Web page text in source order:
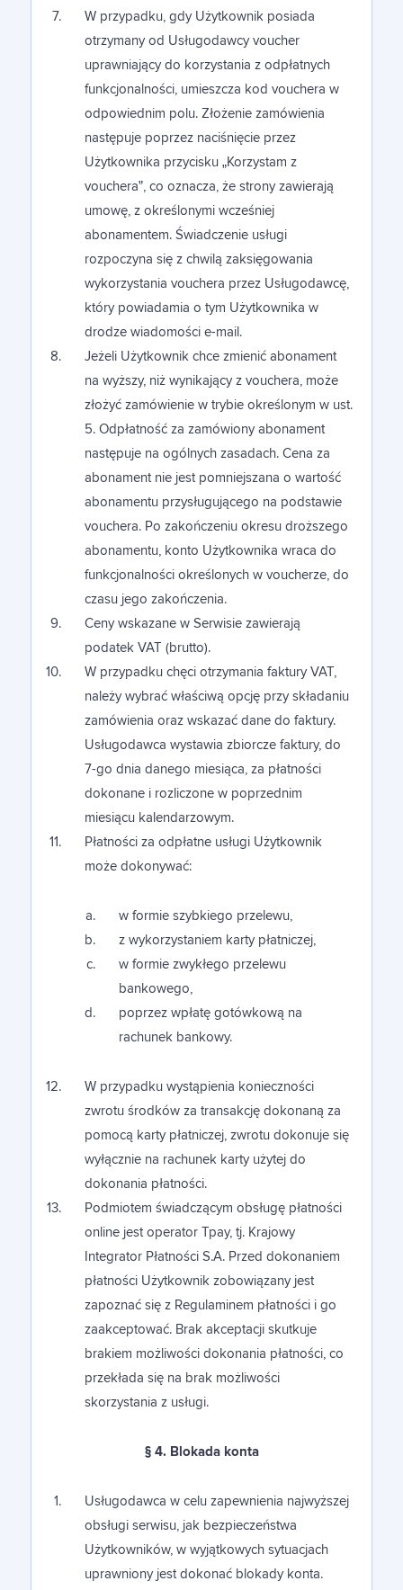
W przypadku, gdy Użytkownik posiada
otrzymany od Usługodawcy voucher
uprawniający do korzystania z odpłatnych
funkcjonalności, umieszcza kod vouchera w
odpowiednim polu. Złożenie zamówienia
następuje poprzez naciśnięcie przez
Użytkownika przycisku „Korzystam z
vouchera”, co oznacza, że strony zawierają
umowę, z określonymi wcześniej
abonamentem. Świadczenie usługi
rozpoczyna się z chwilą zaksięgowania
wykorzystania vouchera przez Usługodawcę,
który powiadamia o tym Użytkownika w
drodze wiadomości e-mail.
Jeżeli Użytkownik chce zmienić abonament
na wyższy, niż wynikający z vouchera, może
złożyć zamówienie w trybie określonym w ust.
5. Odpłatność za zamówiony abonament
następuje na ogólnych zasadach. Cena za
abonament nie jest pomniejszana o wartość
abonamentu przysługującego na podstawie
vouchera. Po zakończeniu okresu droższego
abonamentu, konto Użytkownika wraca do
funkcjonalności określonych w voucherze, do
czasu jego zakończenia.
Ceny wskazane w Serwisie zawierają
podatek VAT (brutto).
W przypadku chęci otrzymania faktury VAT,
należy wybrać właściwą opcję przy składaniu
zamówienia oraz wskazać dane do faktury.
Usługodawca wystawia zbiorcze faktury, do
7-go dnia danego miesiąca, za płatności
dokonane i rozliczone w poprzednim
miesiącu kalendarzowym.
Płatności za odpłatne usługi Użytkownik
może dokonywać:
w formie szybkiego przelewu,
z wykorzystaniem karty płatniczej,
w formie zwykłego przelewu
bankowego,
poprzez wpłatę gotówkową na
rachunek bankowy.
W przypadku wystąpienia konieczności
zwrotu środków za transakcję dokonaną za
pomocą karty płatniczej, zwrotu dokonuje się
wyłącznie na rachunek karty użytej do
dokonania płatności.
Podmiotem świadczącym obsługę płatności
online jest operator Tpay, tj. Krajowy
Integrator Płatności S.A. Przed dokonaniem
płatności Użytkownik zobowiązany jest
zapoznać się z Regulaminem płatności i go
zaakceptować. Brak akceptacji skutkuje
brakiem możliwości dokonania płatności, co
przekłada się na brak możliwości
skorzystania z usługi.
§ 4. Blokada konta
Usługodawca w celu zapewnienia najwyższej
obsługi serwisu, jak bezpieczeństwa
Użytkowników, w wyjątkowych sytuacjach
uprawniony jest dokonać blokady konta.